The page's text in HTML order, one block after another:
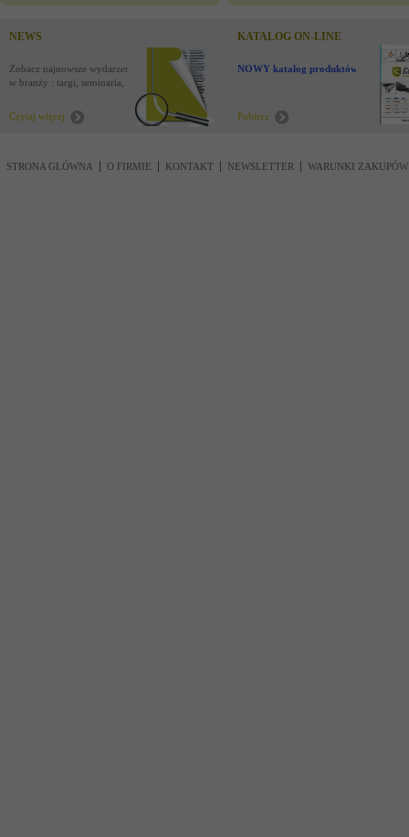
NEWS
Zobacz najnowsze wydarzenia
w branży : targi, seminaria,
Czytaj więcej
KATALOG ON-LINE
NOWY katalog produktów !
Pobierz
STRONA GŁÓWNA O FIRMIE KONTAKT NEWSLETTER WARUNKI ZAKUPÓW